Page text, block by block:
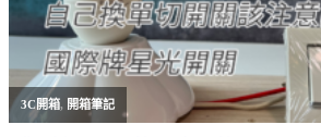
3C開箱, 開箱筆記